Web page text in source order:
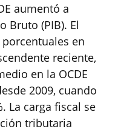
aumentó a
Bruto (PIB). El
en
reciente,
en la OCDE
2009, cuando
La carga fiscal se
tributaria